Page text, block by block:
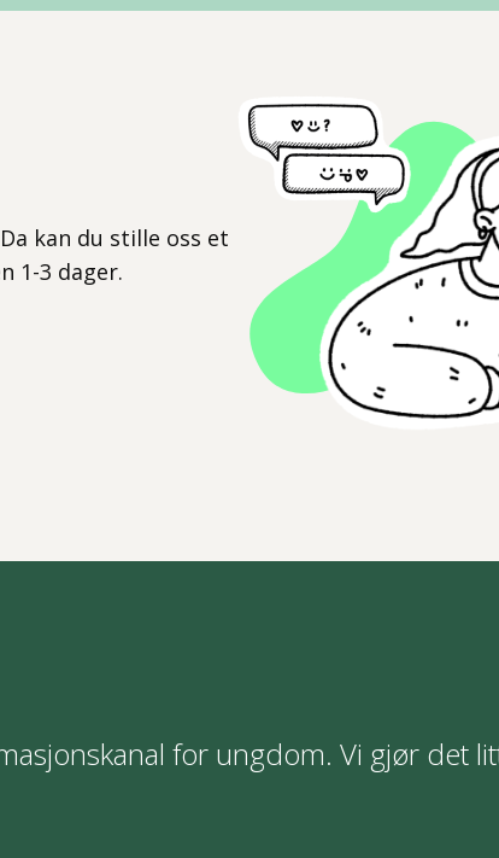
kan du stille oss et
1-3 dager.
for ungdom. Vi gjør det